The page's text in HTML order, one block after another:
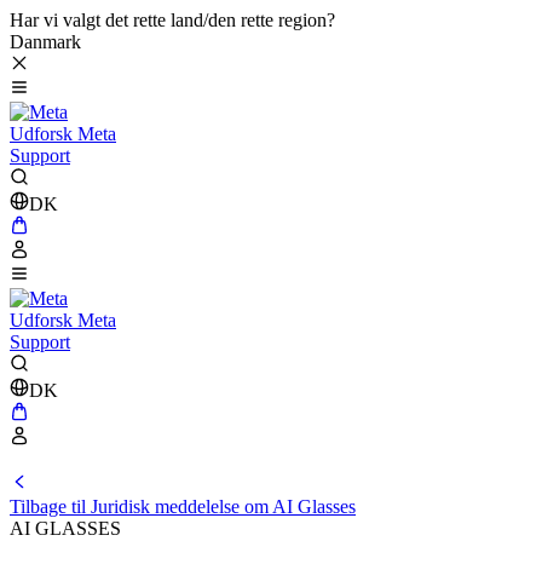
Har vi valgt det rette land/den rette region?
Danmark
Udforsk Meta
Support
DK
Udforsk Meta
Support
DK
Tilbage til Juridisk meddelelse om AI Glasses
AI GLASSES